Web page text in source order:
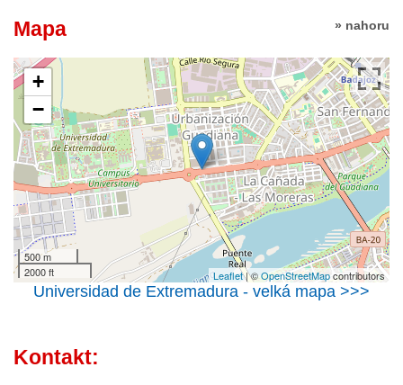
» nahoru
Mapa
+
−
500 m
2000 ft
Leaflet| ©OpenStreetMapcontributors
Universidad de Extremadura - velká mapa >>>
Kontakt: